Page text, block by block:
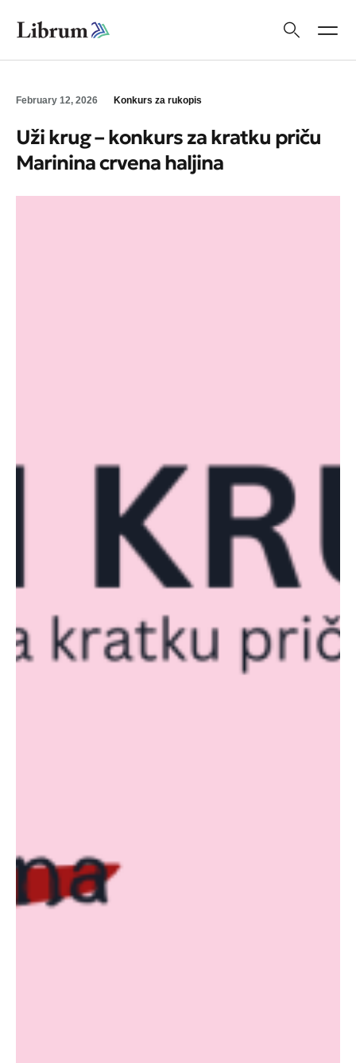
February 12, 2026 Konkurs za rukopis
Uži krug – konkurs za kratku priču
Marinina crvena haljina